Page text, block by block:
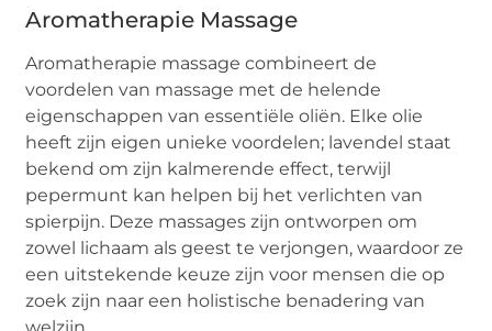
Aromatherapie Massage
Aromatherapie massage combineert de
voordelen van massage met de helende
eigenschappen van essentiële oliën. Elke olie
heeft zijn eigen unieke voordelen; lavendel staat
bekend om zijn kalmerende effect, terwijl
pepermunt kan helpen bij het verlichten van
spierpijn. Deze massages zijn ontworpen om
zowel lichaam als geest te verjongen, waardoor ze
een uitstekende keuze zijn voor mensen die op
zoek zijn naar een holistische benadering van